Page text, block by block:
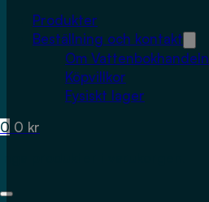
Produkter
Beställning och kontakt
Om Vattenbokhandeln
Köpvillkor
Fysiskt lager
0 0 kr